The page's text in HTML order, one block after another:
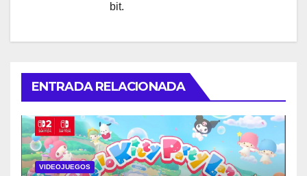
bit.
ENTRADA RELACIONADA
VIDEOJUEGOS